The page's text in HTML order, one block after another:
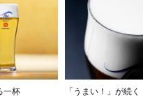
一杯 「うまい！」が続く